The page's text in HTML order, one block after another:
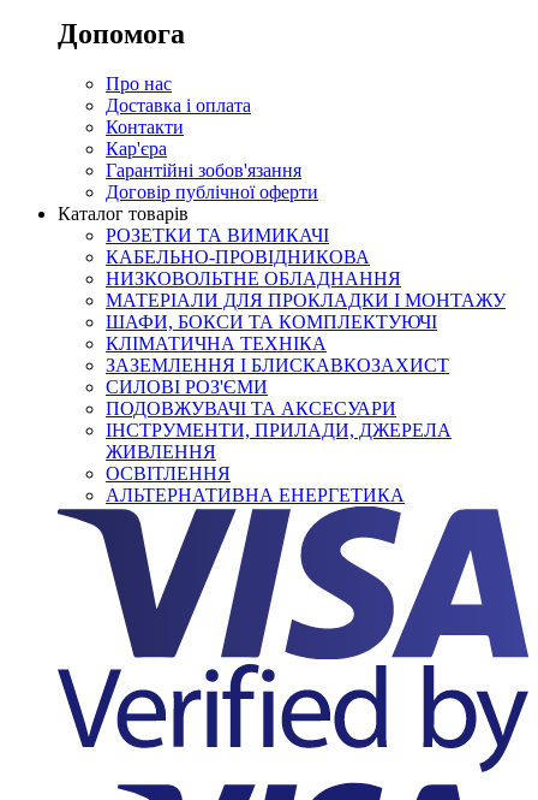
Допомога
Про нас
Доставка і оплата
Контакти
Кар'єра
Гарантійні зобов'язання
Договір публічної оферти
Каталог товарів
РОЗЕТКИ ТА ВИМИКАЧІ
КАБЕЛЬНО-ПРОВІДНИКОВА
НИЗКОВОЛЬТНЕ ОБЛАДНАННЯ
МАТЕРІАЛИ ДЛЯ ПРОКЛАДКИ І МОНТАЖУ
ШАФИ, БОКСИ ТА КОМПЛЕКТУЮЧІ
КЛІМАТИЧНА ТЕХНІКА
ЗАЗЕМЛЕННЯ І БЛИСКАВКОЗАХИСТ
СИЛОВІ РОЗ'ЄМИ
ПОДОВЖУВАЧІ ТА АКСЕСУАРИ
ІНСТРУМЕНТИ, ПРИЛАДИ, ДЖЕРЕЛА
ЖИВЛЕННЯ
ОСВІТЛЕННЯ
АЛЬТЕРНАТИВНА ЕНЕРГЕТИКА